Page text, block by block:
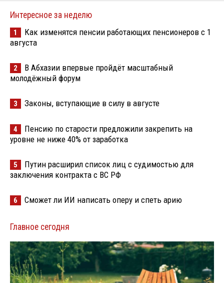
Интересное за неделю
1
Как изменятся пенсии работающих пенсионеров с 1
августа
2
В Абхазии впервые пройдёт масштабный
молодёжный форум
3 Законы, вступающие в силу в августе
4
Пенсию по старости предложили закрепить на
уровне не ниже 40% от заработка
5
Путин расширил список лиц с судимостью для
заключения контракта с ВС РФ
6 Сможет ли ИИ написать оперу и спеть арию
Главное сегодня